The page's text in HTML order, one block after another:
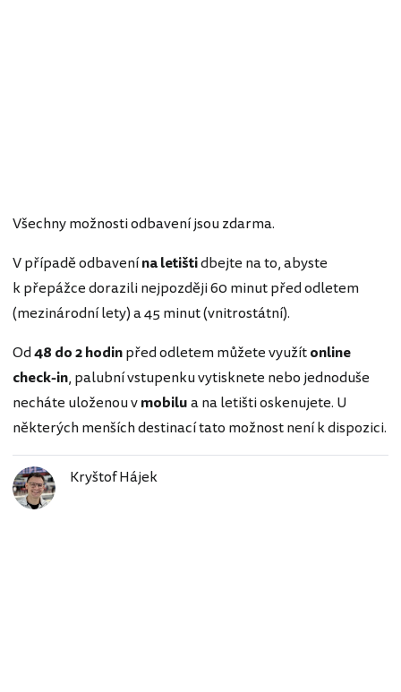
Všechny možnosti odbavení jsou zdarma.
V případě odbavenína letištidbejte na to, abyste
k přepážce dorazili nejpozději 60 minut před odletem
(mezinárodní lety) a 45 minut (vnitrostátní).
Od48 do 2 hodinpřed odletem můžete využítonline
check-in, palubní vstupenku vytisknete nebo jednoduše
necháte uloženou vmobilua na letišti oskenujete. U
některých menších destinací tato možnost není k dispozici.
Kryštof Hájek